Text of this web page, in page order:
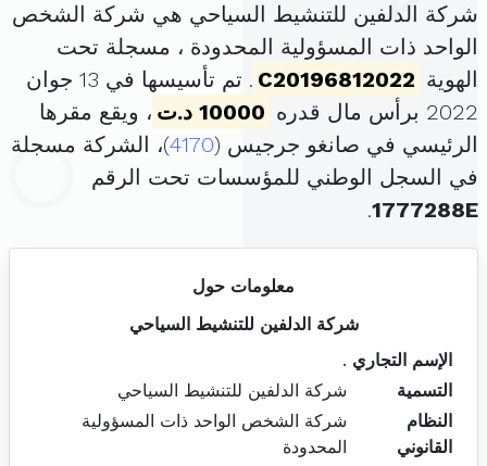
شركة الدلفين للتنشيط السياحي هي شركة الشخص
الواحد ذات المسؤولية المحدودة ، مسجلة تحت
الهوية C20196812022
. تم تأسيسها في 13 جوان
2022 برأس مال قدره
10000 د.ت
، ويقع مقرها
الرئيسي في صانغو جرجيس (4170)، الشركة مسجلة
في السجل الوطني للمؤسسات تحت الرقم
1777288E
.
معلومات حول
شركة الدلفين للتنشيط السياحي
الإسم التجاري .
التسمية
شركة الدلفين للتنشيط السياحي
النظام
القانوني
شركة الشخص الواحد ذات المسؤولية
المحدودة